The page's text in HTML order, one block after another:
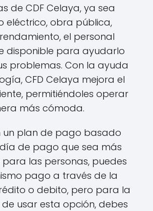
de CDF Celaya, ya sea
eléctrico, obra pública,
el personal
disponible para ayudarlo
problemas. Con la ayuda
CFD Celaya mejora el
permitiéndoles operar
más cómoda.
un plan de pago basado
de pago que sea más
las personas, puedes
pago a través de la
o debito, pero para la
usar esta opción, debes